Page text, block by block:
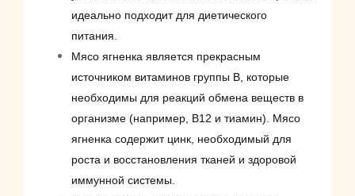
идеально подходит для диетического
питания.
Мясо ягненка является прекрасным
источником витаминов группы B, которые
необходимы для реакций обмена веществ в
организме (например, B12 и тиамин). Мясо
ягненка содержит цинк, необходимый для
роста и восстановления тканей и здоровой
иммунной системы.